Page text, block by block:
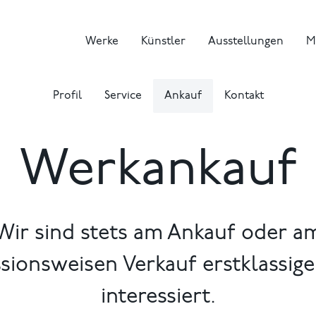
Werke Künstler Ausstellungen
Profil Service Ankauf Kontakt
Werkankauf
sind stets am Ankauf oder
Verkauf
interessiert.